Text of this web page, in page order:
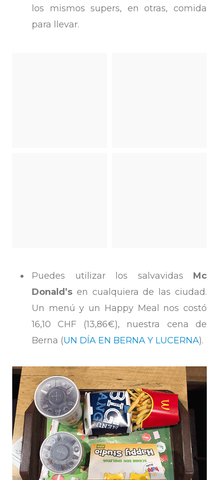
los mismos supers, en otras, comida
para llevar.
Puedes utilizar los salvavidas Mc
Donald’s en cualquiera de las ciudad.
Un menú y un Happy Meal nos costó
16,10 CHF (13,86€), nuestra cena de
Berna (UN DÍA EN BERNA Y LUCERNA).